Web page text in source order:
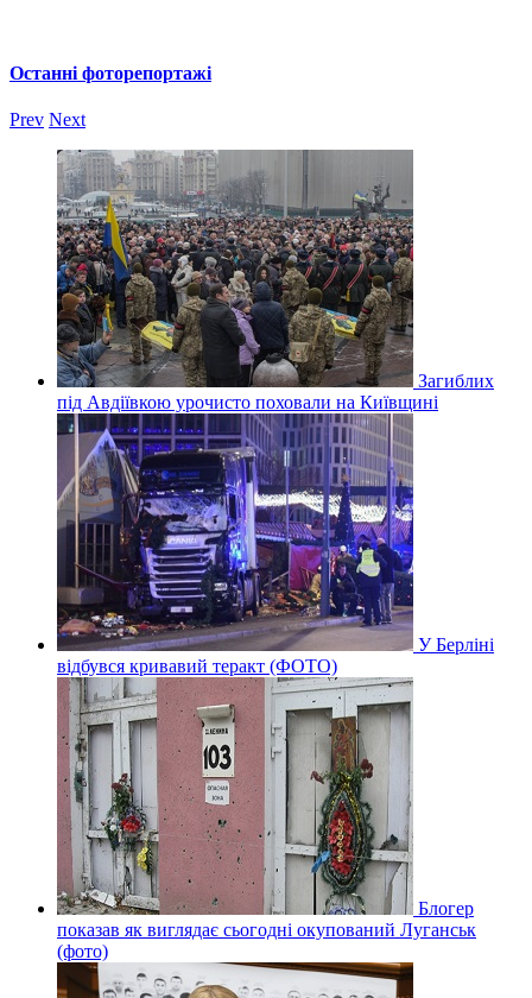
Останні фоторепортажі
Prev Next
Загиблих
під Авдіївкою урочисто поховали на Київщині
У Берліні
відбувся кривавий теракт (ФОТО)
Блогер
показав як виглядає сьогодні окупований Луганськ
(фото)